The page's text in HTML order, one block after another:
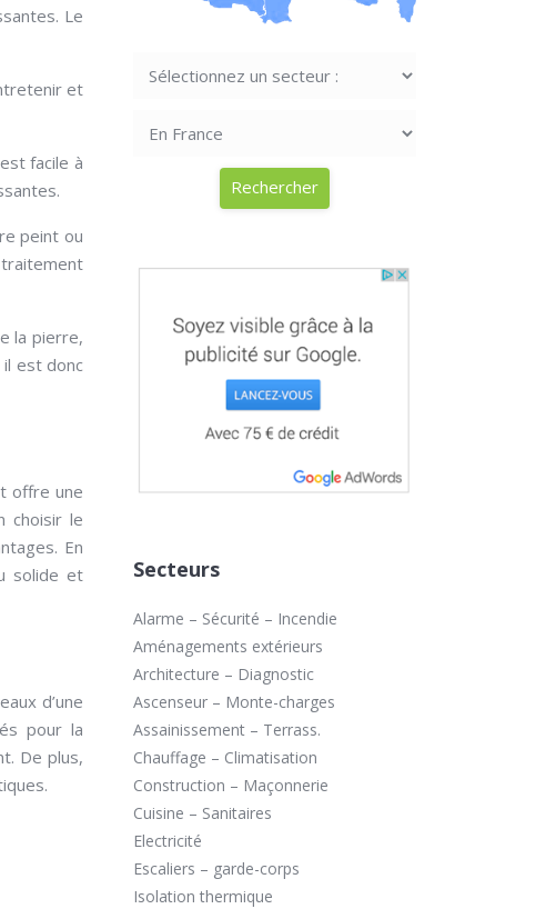
Le
et
facile à
peint ou
la pierre,
il est donc
offre une
choisir le
En
solide et
d’une
pour la
De plus,
Secteurs
Alarme – Sécurité – Incendie
Aménagements extérieurs
Architecture – Diagnostic
Ascenseur – Monte-charges
Assainissement – Terrass.
Chauffage – Climatisation
Construction – Maçonnerie
Cuisine – Sanitaires
Electricité
Escaliers – garde-corps
Isolation thermique